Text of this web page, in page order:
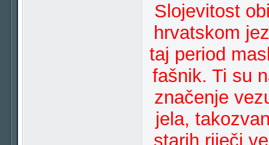
Slojevitost
hrvatskom
taj period
fašnik. Ti su
značenje
jela,
starih riječi